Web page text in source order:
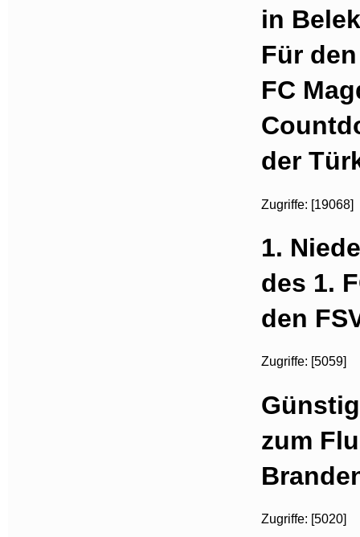
in Belek
Für
FC
der
Zugriffe: [19068]
1.
des 1.
den
Zugriffe: [5059]
zum
Zugriffe: [5020]